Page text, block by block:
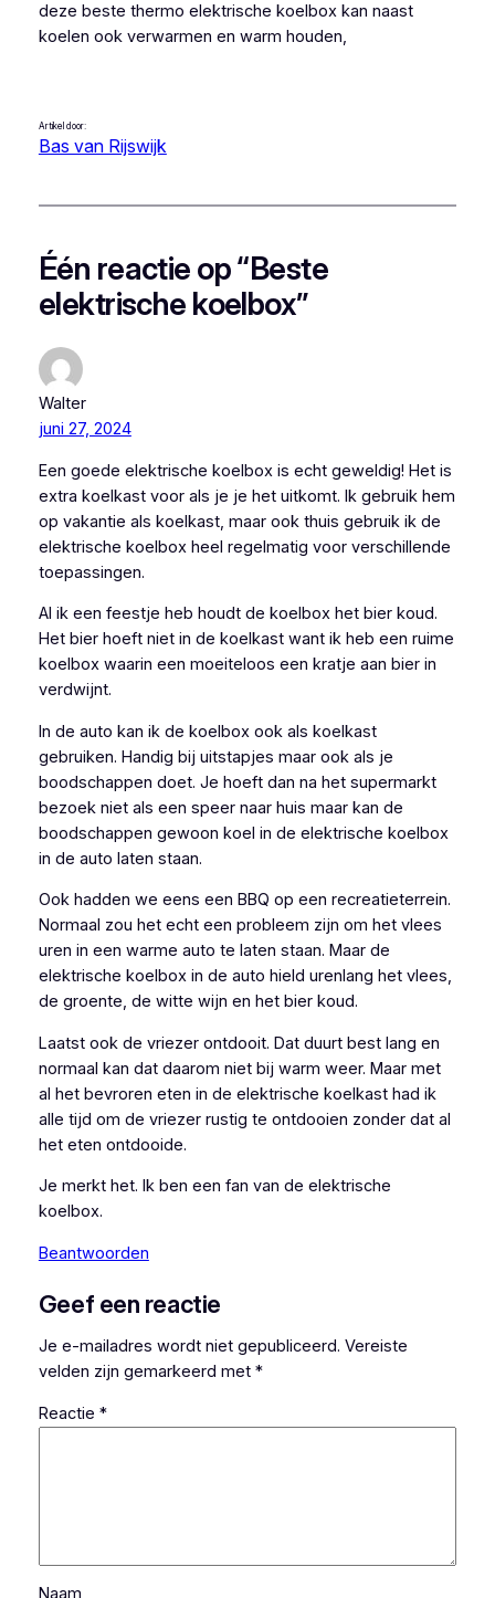
deze beste thermo elektrische koelbox kan naast
koelen ook verwarmen en warm houden,
Artikel door:
Bas van Rijswijk
Één reactie op “Beste
elektrische koelbox”
Walter
juni 27, 2024
Een goede elektrische koelbox is echt geweldig! Het is
extra koelkast voor als je je het uitkomt. Ik gebruik hem
op vakantie als koelkast, maar ook thuis gebruik ik de
elektrische koelbox heel regelmatig voor verschillende
toepassingen.
Al ik een feestje heb houdt de koelbox het bier koud.
Het bier hoeft niet in de koelkast want ik heb een ruime
koelbox waarin een moeiteloos een kratje aan bier in
verdwijnt.
In de auto kan ik de koelbox ook als koelkast
gebruiken. Handig bij uitstapjes maar ook als je
boodschappen doet. Je hoeft dan na het supermarkt
bezoek niet als een speer naar huis maar kan de
boodschappen gewoon koel in de elektrische koelbox
in de auto laten staan.
Ook hadden we eens een BBQ op een recreatieterrein.
Normaal zou het echt een probleem zijn om het vlees
uren in een warme auto te laten staan. Maar de
elektrische koelbox in de auto hield urenlang het vlees,
de groente, de witte wijn en het bier koud.
Laatst ook de vriezer ontdooit. Dat duurt best lang en
normaal kan dat daarom niet bij warm weer. Maar met
al het bevroren eten in de elektrische koelkast had ik
alle tijd om de vriezer rustig te ontdooien zonder dat al
het eten ontdooide.
Je merkt het. Ik ben een fan van de elektrische
koelbox.
Beantwoorden
Geef een reactie
Je e-mailadres wordt niet gepubliceerd. Vereiste
velden zijn gemarkeerd met *
Reactie *